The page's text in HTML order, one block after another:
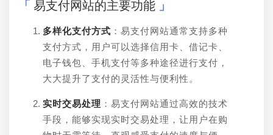
易支付网站的主要功能
多样化支付方式 ：易支付网站通常支持多种
支付方式，用户可以选择信用卡、借记卡、
电子钱包、手机支付等多种途径进行支付，
大大提升了支付的灵活性与便利性。
实时交易处理 ：易支付网站通过高效的技术
手段，能够实现实时交易处理，让用户在购